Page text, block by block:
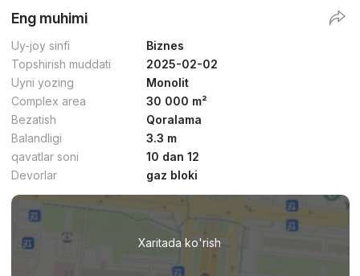
Eng muhimi
Uy-joy sinfi
Biznes
Topshirish muddati
2025-02-02
Uyni yozing
Monolit
Complex area
30 000 m²
Bezatish
Qoralama
Balandligi
3.3 m
qavatlar soni
10 dan 12
Devorlar
gaz bloki
Xaritada ko'rish